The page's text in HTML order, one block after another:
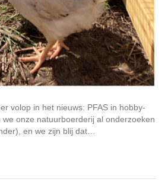
volop in het nieuws: PFAS in hobby-
onze natuurboerderij al onderzoeken
en we zijn blij dat…